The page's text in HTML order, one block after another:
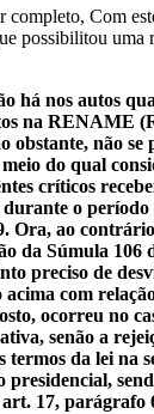
Com
possibilitou
há nos autos
na RENAME
obstante, não
do qual
críticos
o
Ora, ao
da Súmula
preciso de
com
ocorreu no
senão a
da lei na
17,